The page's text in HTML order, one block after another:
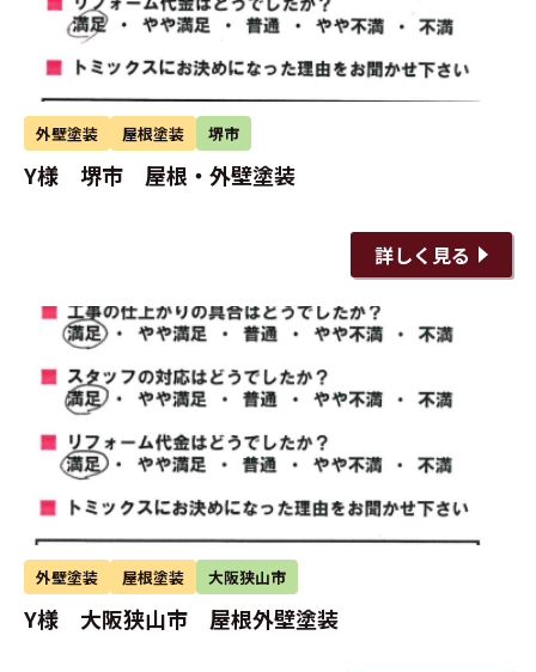
外壁塗装 屋根塗装 堺市
Y様 堺市 屋根・外壁塗装
詳しく見る
外壁塗装 屋根塗装 大阪狭山市
Y様 大阪狭山市 屋根外壁塗装